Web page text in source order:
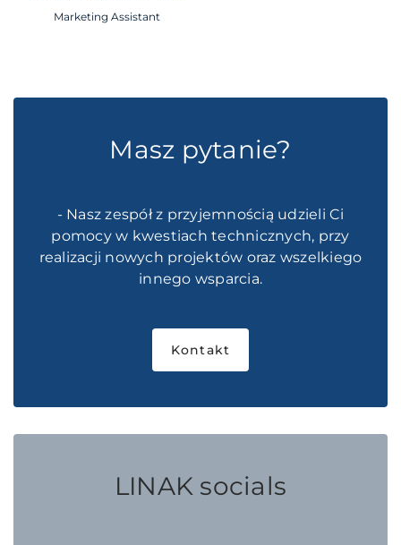
Marketing Assistant
Masz pytanie?
- Nasz zespół z przyjemnością udzieli Ci
pomocy w kwestiach technicznych, przy
realizacji nowych projektów oraz wszelkiego
innego wsparcia.
Kontakt
LINAK socials